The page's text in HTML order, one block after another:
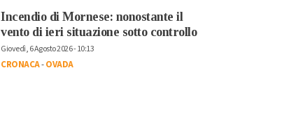
Incendio di Mornese: nonostante il
vento di ieri situazione sotto controllo
Giovedì, 6 Agosto 2026 - 10:13
CRONACA-OVADA